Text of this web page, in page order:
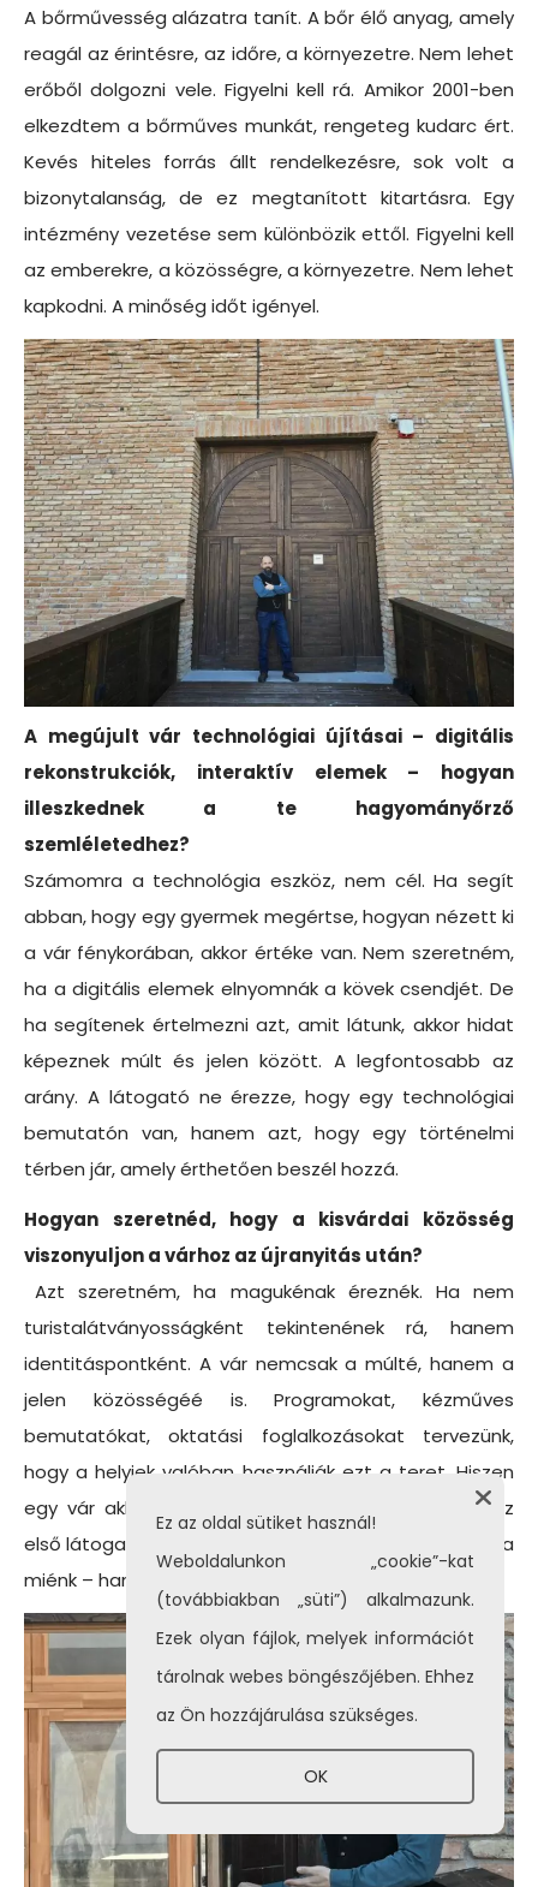
A bőrművesség alázatra tanít. A bőr élő anyag, amely
reagál az érintésre, az időre, a környezetre. Nem lehet
erőből dolgozni vele. Figyelni kell rá. Amikor 2001-ben
elkezdtem a bőrműves munkát, rengeteg kudarc ért.
Kevés hiteles forrás állt rendelkezésre, sok volt a
bizonytalanság, de ez megtanított kitartásra. Egy
intézmény vezetése sem különbözik ettől. Figyelni kell
az emberekre, a közösségre, a környezetre. Nem lehet
kapkodni. A minőség időt igényel.
A megújult vár technológiai újításai – digitális
rekonstrukciók, interaktív elemek – hogyan
illeszkednek a te hagyományőrző
szemléletedhez?
Számomra a technológia eszköz, nem cél. Ha segít
abban, hogy egy gyermek megértse, hogyan nézett ki
a vár fénykorában, akkor értéke van. Nem szeretném,
ha a digitális elemek elnyomnák a kövek csendjét. De
ha segítenek értelmezni azt, amit látunk, akkor hidat
képeznek múlt és jelen között. A legfontosabb az
arány. A látogató ne érezze, hogy egy technológiai
bemutatón van, hanem azt, hogy egy történelmi
térben jár, amely érthetően beszél hozzá.
Hogyan szeretnéd, hogy a kisvárdai közösség
viszonyuljon a várhoz az újranyitás után?
Azt szeretném, ha magukénak éreznék. Ha nem
turistalátványosságként tekintenének rá, hanem
identitáspontként. A vár nemcsak a múlté, hanem a
jelen közösségéé is. Programokat, kézműves
bemutatókat, oktatási foglalkozásokat tervezünk,
hogy a helyiek valóban használják ezt a teret. Hiszen
egy vár akkor él, ha közösség veszi körül. Amikor az
első látogató belép, onnantól kezdve a vár már nem a
miénk – hanem mindenkié.
Ez az oldal sütiket használ!
Weboldalunkon „cookie”-kat
(továbbiakban „süti”) alkalmazunk.
Ezek olyan fájlok, melyek információt
tárolnak webes böngészőjében. Ehhez
az Ön hozzájárulása szükséges.
OK